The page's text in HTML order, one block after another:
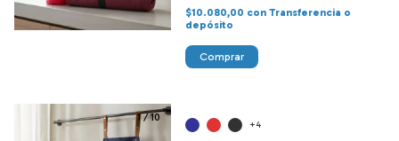
$10.080,00 con Transferencia o
depósito
Comprar
1/10
+4